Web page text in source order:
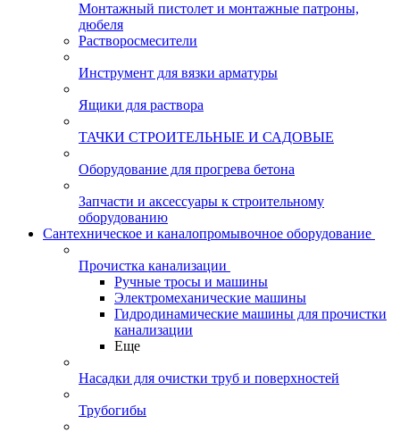
Монтажный пистолет и монтажные патроны,
дюбеля
Растворосмесители
Инструмент для вязки арматуры
Ящики для раствора
ТАЧКИ СТРОИТЕЛЬНЫЕ И САДОВЫЕ
Оборудование для прогрева бетона
Запчасти и аксессуары к строительному
оборудованию
Сантехническое и каналопромывочное оборудование
Прочистка канализации
Ручные тросы и машины
Электромеханические машины
Гидродинамические машины для прочистки
канализации
Еще
Насадки для очистки труб и поверхностей
Трубогибы